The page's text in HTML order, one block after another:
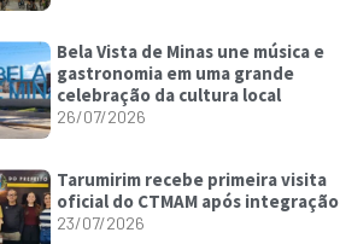
Bela Vista de Minas une música e
gastronomia em uma grande
celebração da cultura local
26/07/2026
Tarumirim recebe primeira visita
oficial do CTMAM após integração
23/07/2026